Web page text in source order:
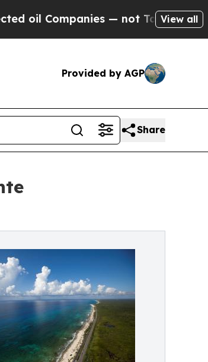
— not Taxpayers — the
View all
Provided by AGP
Share